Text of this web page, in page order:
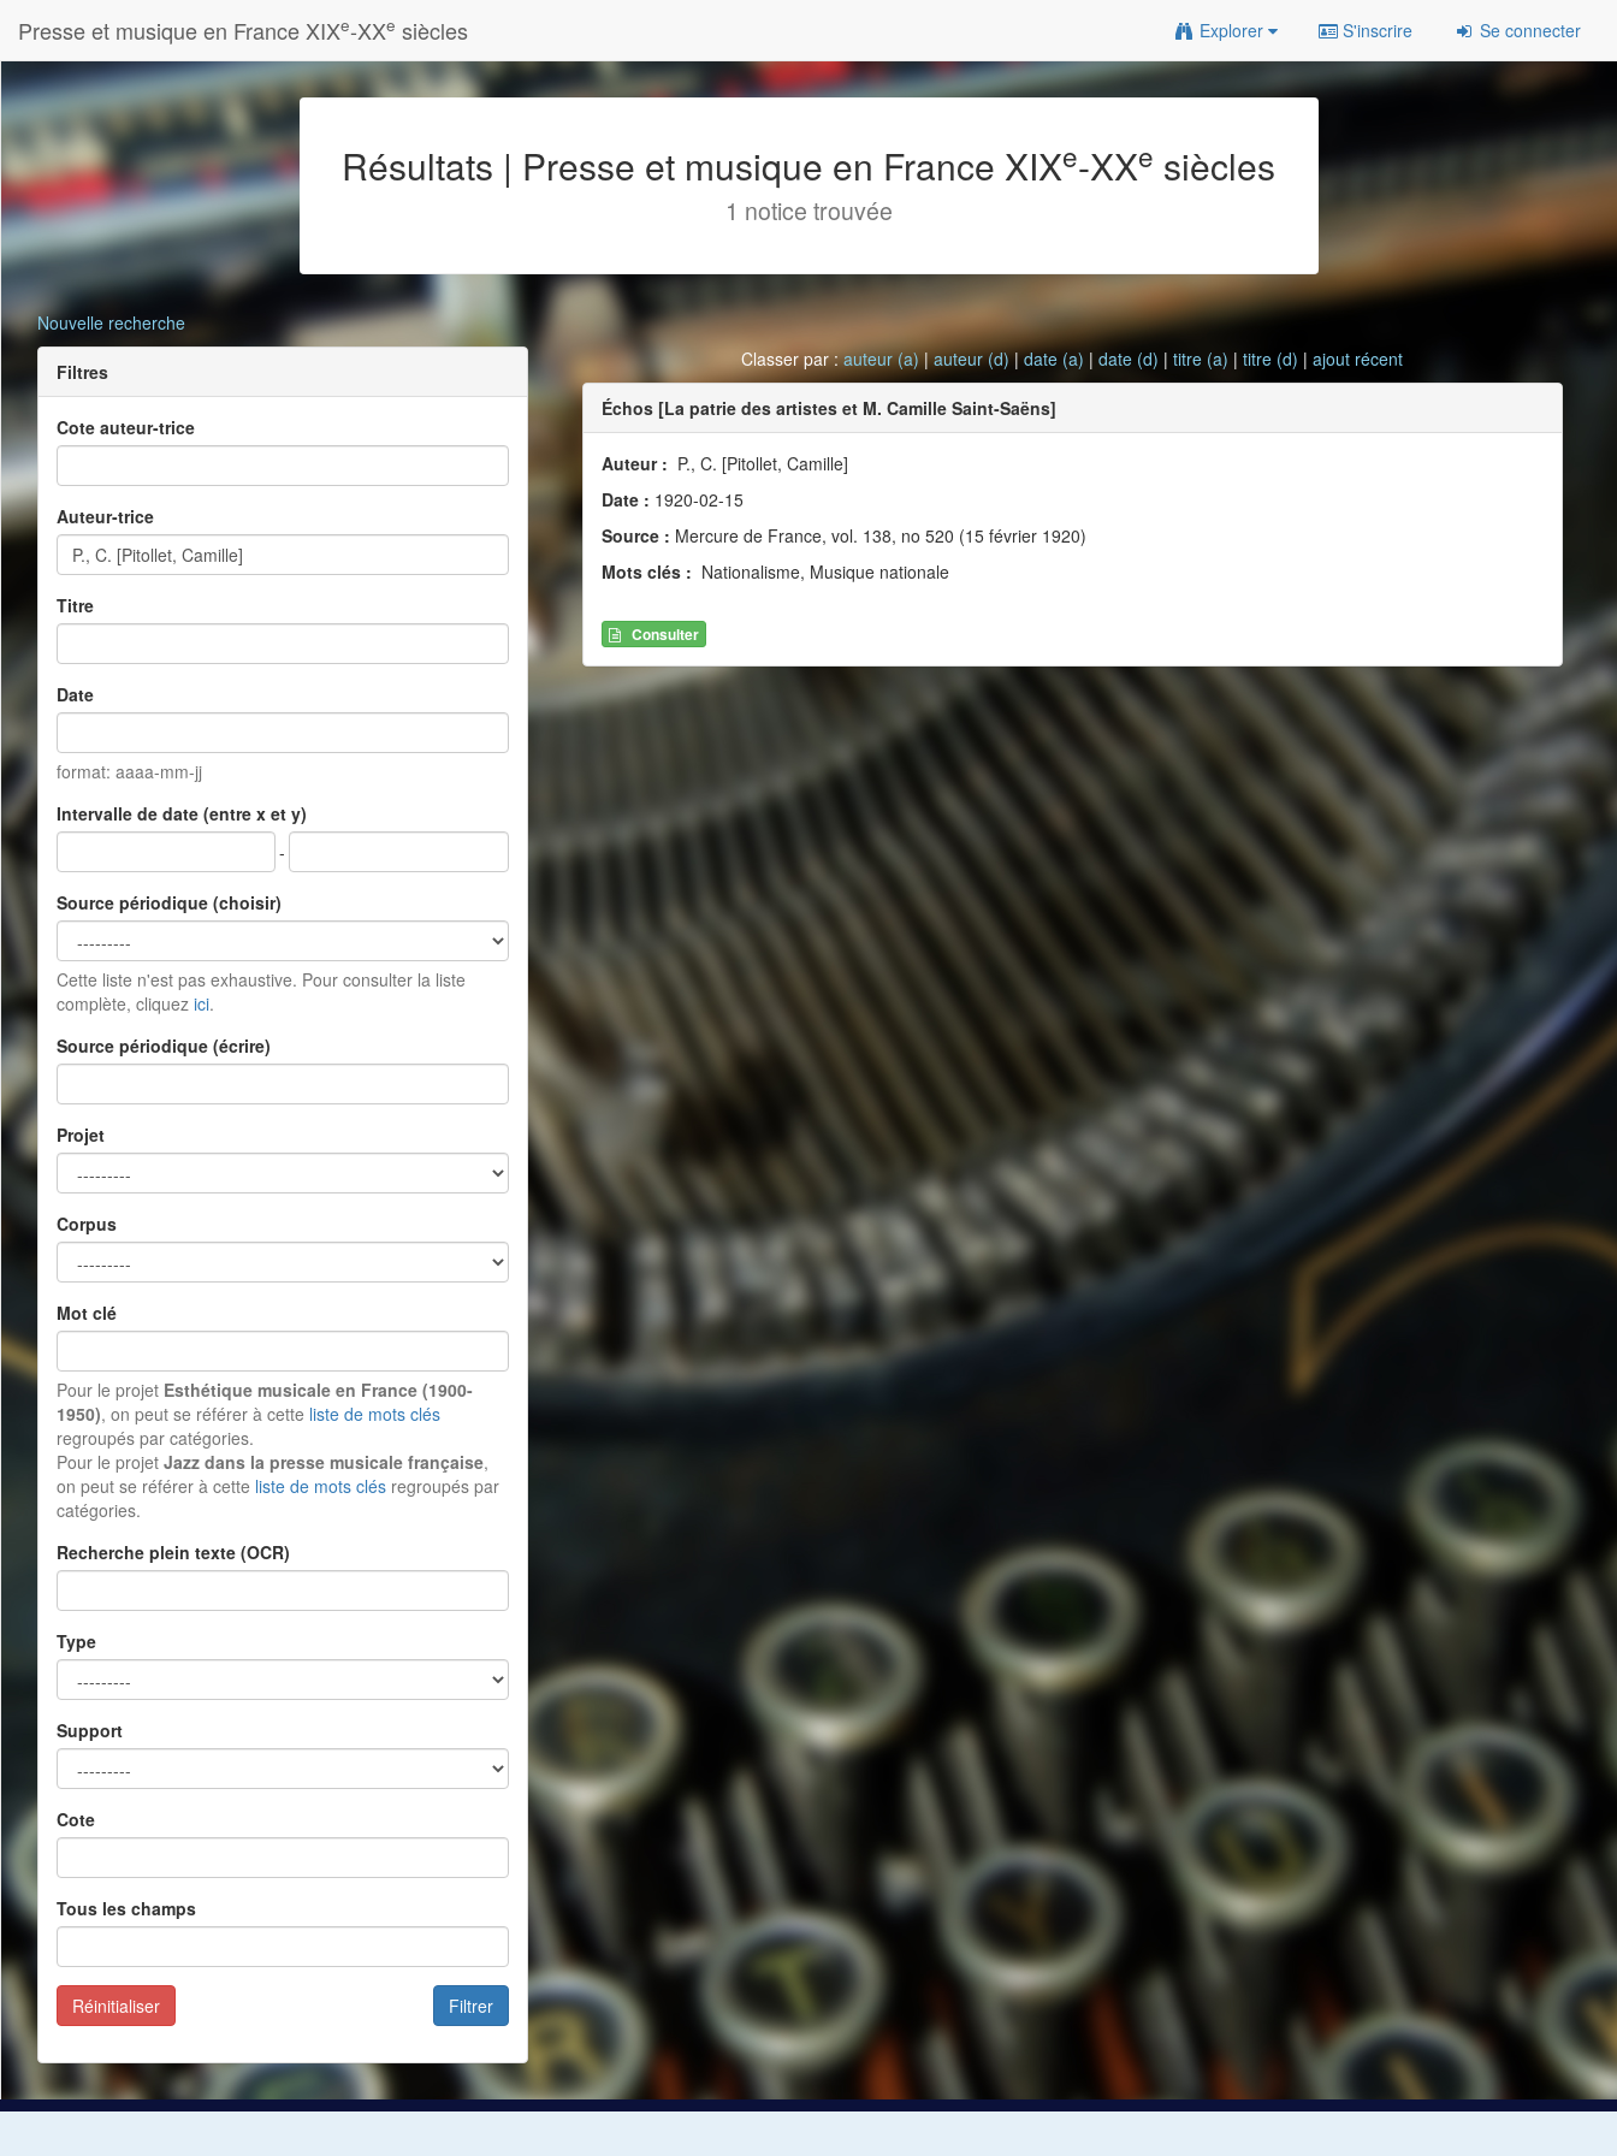
Presse et musique en France XIXe-XXe siècles Explorer S'inscrire Se connecter
Résultats | Presse et musique en France XIXe-XXe siècles
1 notice trouvée
Nouvelle recherche
Filtres
Cote auteur-trice
Auteur-trice
Titre
Date
format: aaaa-mm-jj
Intervalle de date (entre x et y)
-
Source périodique (choisir)
Cette liste n'est pas exhaustive. Pour consulter la liste
complète, cliquez ici.
Source périodique (écrire)
Projet
Corpus
Mot clé
Pour le projet Esthétique musicale en France (1900-
1950), on peut se référer à cette liste de mots clés
regroupés par catégories.
Pour le projet Jazz dans la presse musicale française,
on peut se référer à cette liste de mots clés regroupés par
catégories.
Recherche plein texte (OCR)
Type
Support
Cote
Tous les champs
Filtrer
Réinitialiser
Classer par :auteur (a)|auteur (d)|date (a) |date (d) |titre (a) |titre (d) |ajout récent
Échos [La patrie des artistes et M. Camille Saint-Saëns]
Auteur : P., C. [Pitollet, Camille]
Date : 1920-02-15
Source : Mercure de France, vol. 138, no 520 (15 février 1920)
Mots clés : Nationalisme, Musique nationale
Consulter